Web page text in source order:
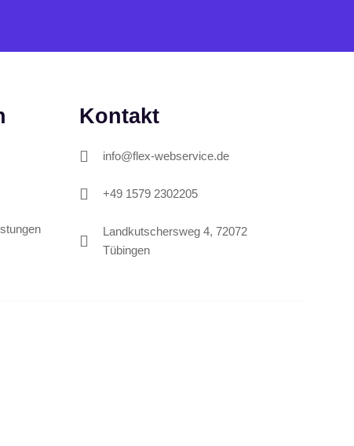
Kontakt
info@flex-webservice.de
‎+49 1579 2302205
Landkutschersweg 4, 72072
Tübingen